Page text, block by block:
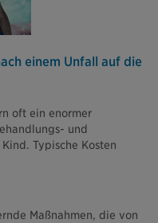
einem Unfall auf die
oft ein enormer
und
Typische Kosten
Maßnahmen, die von